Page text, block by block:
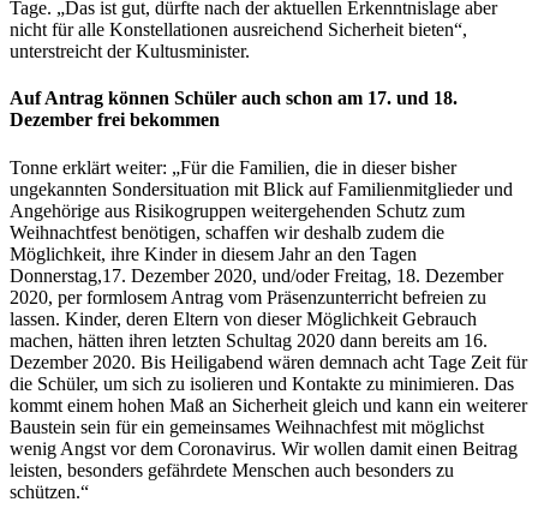
Tage. „Das ist gut, dürfte nach der aktuellen Erkenntnislage aber
nicht für alle Konstellationen ausreichend Sicherheit bieten“,
unterstreicht der Kultusminister.
Auf Antrag können Schüler auch schon am 17. und 18.
Dezember frei bekommen
Tonne erklärt weiter: „Für die Familien, die in dieser bisher
ungekannten Sondersituation mit Blick auf Familienmitglieder und
Angehörige aus Risikogruppen weitergehenden Schutz zum
Weihnachtfest benötigen, schaffen wir deshalb zudem die
Möglichkeit, ihre Kinder in diesem Jahr an den Tagen
Donnerstag,17. Dezember 2020, und/oder Freitag, 18. Dezember
2020, per formlosem Antrag vom Präsenzunterricht befreien zu
lassen. Kinder, deren Eltern von dieser Möglichkeit Gebrauch
machen, hätten ihren letzten Schultag 2020 dann bereits am 16.
Dezember 2020. Bis Heiligabend wären demnach acht Tage Zeit für
die Schüler, um sich zu isolieren und Kontakte zu minimieren. Das
kommt einem hohen Maß an Sicherheit gleich und kann ein weiterer
Baustein sein für ein gemeinsames Weihnachfest mit möglichst
wenig Angst vor dem Coronavirus. Wir wollen damit einen Beitrag
leisten, besonders gefährdete Menschen auch besonders zu
schützen.“